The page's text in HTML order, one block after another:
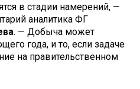
в стадии намерений, —
аналитика ФГ
. — Добыча может
года, и то, если задаче
на правительственном